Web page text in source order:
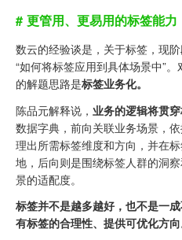
# 更管用、更易用的标签能力
数云的经验谈是，关于标签，现
“如何将标签应用到具体场景中”
的解题思路是标签业务化。
陈品元解释说， 业务的逻辑将贯
数据字典，前向关联业务场景，
理出所需标签维度和方向，并在
地，后向则是围绕标签人群的洞
景的适配度。
标签并不是越多越好，也不是一
有标签的合理性、提供可优化方向